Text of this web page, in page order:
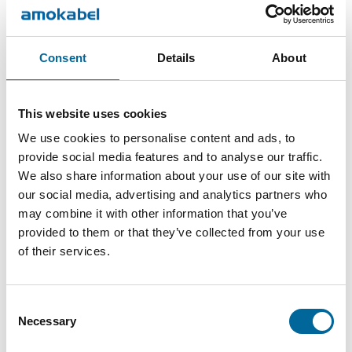
Consent Details About
This website uses cookies
We use cookies to personalise content and ads, to
provide social media features and to analyse our traffic.
We also share information about your use of our site with
our social media, advertising and analytics partners who
may combine it with other information that you’ve
provided to them or that they’ve collected from your use
of their services.
Selection
Necessary
Reach
Produktartikler
Navn
Ytre
diameter
Antall
kjerner
Totalvekt
TXRE
kg/km